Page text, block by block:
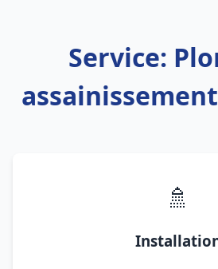
Service:
🚿